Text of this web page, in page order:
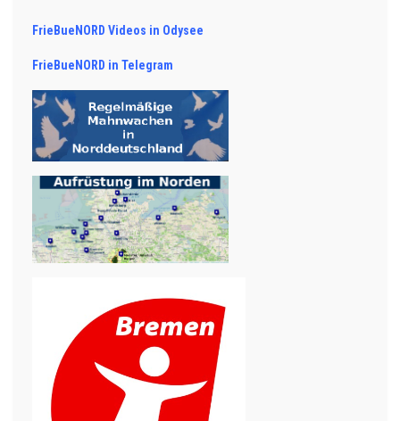
FrieBueNORD Videos in Odysee
FrieBueNORD in Telegram